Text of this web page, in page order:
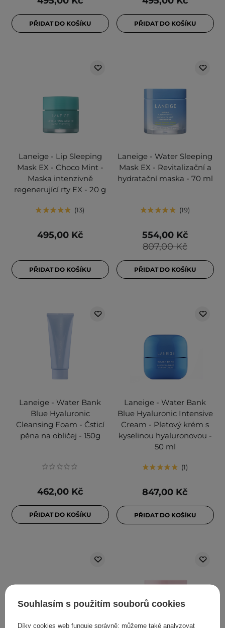
PŘIDAT DO KOŠÍKU PŘIDAT DO KOŠÍKU
Laneige - Lip Sleeping
Mask EX - Choco Mint -
Maska intenzivně
regenerující rty EX - 20 g
13
495,00 Kč
PŘIDAT DO KOŠÍKU
Laneige - Water Sleeping
Mask EX - Revitalizační a
hydratační maska - 70 ml
19
807,00 Kč
554,00 Kč
PŘIDAT DO KOŠÍKU
Laneige - Water Bank
Blue Hyaluronic
Cleansing Foam - Čsticí
pěna na obličej - 150g
462,00 Kč
PŘIDAT DO KOŠÍKU
Laneige - Water Bank
Blue Hyaluronic Intensive
Cream - Pleťový krém s
kyselinou hyaluronovou -
50 ml
1
847,00 Kč
PŘIDAT DO KOŠÍKU
Souhlasím s použitím souborů cookies
Díky cookies web funguje správně; můžeme také analyzovat